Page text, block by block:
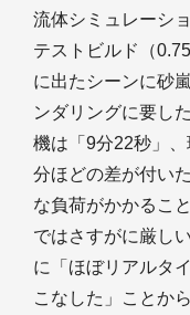
流体シミュレーシ
テストビルド（
に出たシーンに砂
ンダリングに要し
機は「9分22秒」
分ほどの差が付い
な負荷がかかるこ
ではさすがに厳し
に「ほぼリアルタ
こなした」ことか